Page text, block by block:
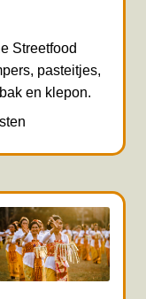
Streetfood
pasteitjes,
en klepon.